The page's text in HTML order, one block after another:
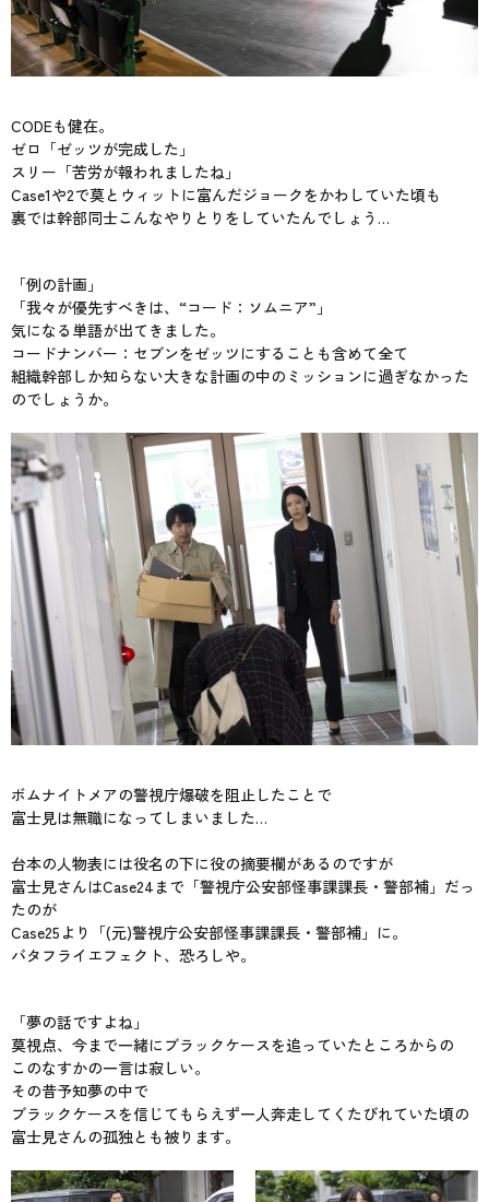
CODEも健在。
ゼロ「ゼッツが完成した」
スリー「苦労が報われましたね」
Case1や2で莫とウィットに富んだジョークをかわしていた頃も
裏では幹部同士こんなやりとりをしていたんでしょう…
「例の計画」
「我々が優先すべきは、“コード：ソムニア”」
気になる単語が出てきました。
コードナンバー：セブンをゼッツにすることも含めて全て
組織幹部しか知らない大きな計画の中のミッションに過ぎなかった
のでしょうか。
ボムナイトメアの警視庁爆破を阻止したことで
富士見は無職になってしまいました…
台本の人物表には役名の下に役の摘要欄があるのですが
富士見さんはCase24まで「警視庁公安部怪事課課長・警部補」だっ
たのが
Case25より「(元)警視庁公安部怪事課課長・警部補」に。
バタフライエフェクト、恐ろしや。
「夢の話ですよね」
莫視点、今まで一緒にブラックケースを追っていたところからの
このなすかの一言は寂しい。
その昔予知夢の中で
ブラックケースを信じてもらえず一人奔走してくたびれていた頃の
富士見さんの孤独とも被ります。